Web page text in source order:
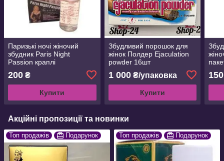
Паризькі ночі жіночий
збудник Paris Night
Passion краплі
200 ₴
Купити
Збудливий порошок для
жінок Полдер Ejaculation
powder 16шт
1 000₴/упаковка
Купити
150
Акційні пропозиції та новинки
Топ продажів Подарунок Топ продажів Подарунок